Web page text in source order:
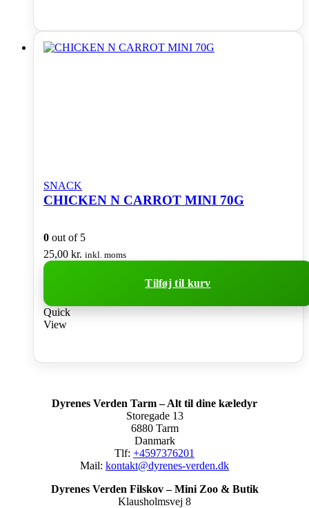
SNACK
CHICKEN N CARROT MINI 70G
0 out of 5
25,00 kr. inkl. moms
Tilføj til kurv
Quick
View
Dyrenes Verden Tarm – Alt til dine kæledyr
Storegade 13
6880 Tarm
Danmark
Tlf: +4597376201
Mail: kontakt@dyrenes-verden.dk
Dyrenes Verden Filskov – Mini Zoo & Butik
Klausholmsvej 8